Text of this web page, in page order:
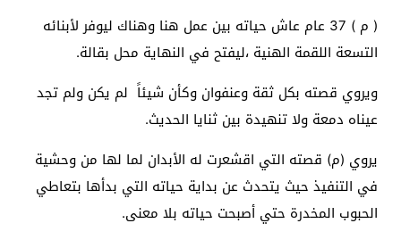
( م ) 37 عام عاش حياته بين عمل هنا وهناك ليوفر لأبنائه
التسعة اللقمة الهنية ،ليفتح في النهاية محل بقالة.
ويروي قصته بكل ثقة وعنفوان وكأن شيئاً لم يكن ولم تجد
عيناه دمعة ولا تنهيدة بين ثنايا الحديث.
يروي (م) قصته التي اقشعرت له الأبدان لما لها من وحشية
في التنفيذ حيث يتحدث عن بداية حياته التي بدأها بتعاطي
الحبوب المخدرة حتي أصبحت حياته بلا معنى.